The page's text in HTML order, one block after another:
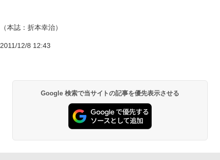
（本誌：折本幸治）
2011/12/8 12:43
Google 検索で当サイトの記事を優先表示させる